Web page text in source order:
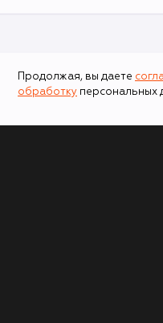
Продолжая, вы даете
обработку персональных